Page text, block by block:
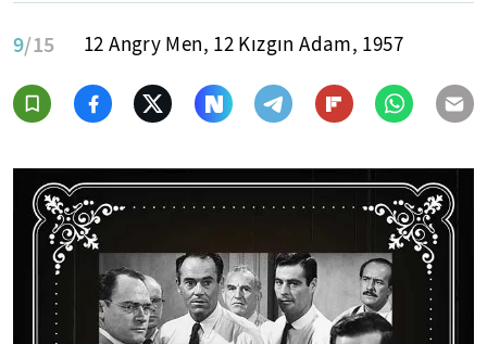
9/15 12 Angry Men, 12 Kızgın Adam, 1957